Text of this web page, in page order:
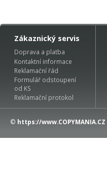
Zákaznický servis
Doprava a platba
Kontaktní informace
Reklamační řád
Formulář odstoupení
od KS
Reklamační protokol
© https://www.COPYMANIA.CZ